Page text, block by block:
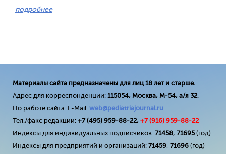
подробнее
Материалы сайта предназначены для лиц 18 лет и старше.
Адрес для корреспонденции: 115054, Москва, М-54, а/я 32.
По работе сайта: E-Mail: web@pediatriajournal.ru
Тел./факс редакции: +7 (495) 959-88-22, +7 (916) 959-88-22
Индексы для индивидуальных подписчиков: 71458, 71695(год)
Индексы для предприятий и организаций: 71459, 71696 (год)